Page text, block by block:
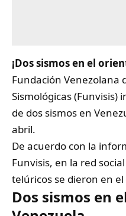
¡Dos sismos en el
Fundación Venezolana
Sismológicas(Funvisis)
de dos sismos en
abril.
De acuerdo con la
Funvisis, en la red
telúricos se dieron en
Dos sismos en